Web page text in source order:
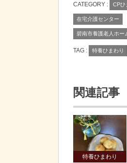
CATEGORY : CPひ
在宅介護センター
碧南市養護老人ホー
TAG : 特養ひまわり
関連記事
特養ひまわり